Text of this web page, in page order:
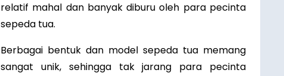
relatif mahal dan banyak diburu oleh para pecinta
sepeda tua.
Berbagai bentuk dan model sepeda tua memang
sangat unik, sehingga tak jarang para pecinta